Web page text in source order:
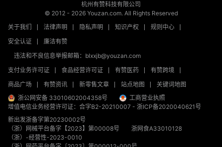
杭州有赞科技有限公司
© 2012 - 2026Youzan.com. All Rights Reserved
关于我们
法律声明 隐私声明 知识产权
规则中心
安全认证
廉洁有赞
违法和不良信息举报邮箱：blxxjb@youzan.com
支付业务许可证
食品经营许可证 有赞医药
有赞跨境
商品广场
有赞资讯 新零售文章 站点地图
关键词地图
浙公网安备 33010602004358号
工商营业执照
增值电信业务经营许可证：合字B2-20210007 - 浙ICP备2020040621号
新出发浙备字第20230002号
（浙）网械平台备字【2023】第00008号
浙网食A33010128
（浙）-经营性-2023-0010